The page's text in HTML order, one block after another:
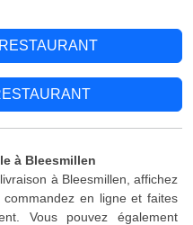
à Bleesmillen
à Bleesmillen, affichez
en ligne et faites
Vous pouvez également